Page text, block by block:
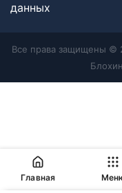
данных
Все права защищены
Главная